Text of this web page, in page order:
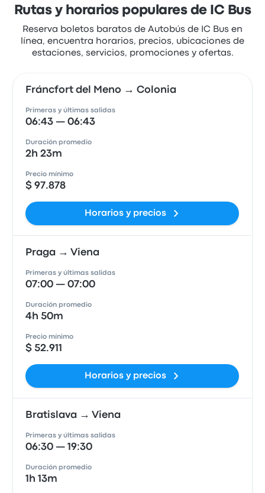
Rutas y horarios populares de IC Bus
Reserva boletos baratos de Autobús de IC Bus en
línea, encuentra horarios, precios, ubicaciones de
estaciones, servicios, promociones y ofertas.
Fráncfort del Meno → Colonia
Primeras y últimas salidas
06:43 — 06:43
Duración promedio
2h 23m
Precio mínimo
$ 97.878
Horarios y precios
Praga → Viena
Primeras y últimas salidas
07:00 — 07:00
Duración promedio
4h 50m
Precio mínimo
$ 52.911
Horarios y precios
Bratislava → Viena
Primeras y últimas salidas
06:30 — 19:30
Duración promedio
1h 13m